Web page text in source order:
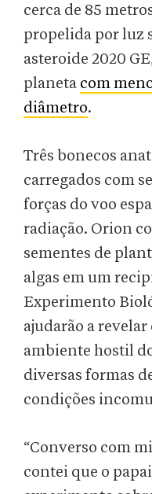
cerca de 85
propelida por luz
asteroide 2020
planeta com
diâmetro.
Três bonecos
carregados com
forças do voo
radiação. Orion
sementes de
algas em um
Experimento
ajudarão a revelar
ambiente hostil
diversas formas
condições
“Converso com
contei que o